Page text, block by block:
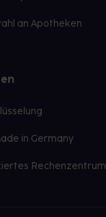
an Apotheken
in Germany
Rechenzentrum